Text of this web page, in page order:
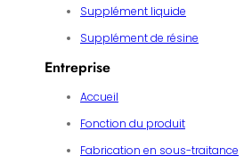
Supplément liquide
Supplément de résine
Entreprise
Accueil
Fonction du produit
Fabrication en sous-traitance